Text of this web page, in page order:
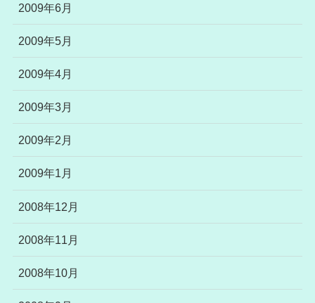
2009年6月
2009年5月
2009年4月
2009年3月
2009年2月
2009年1月
2008年12月
2008年11月
2008年10月